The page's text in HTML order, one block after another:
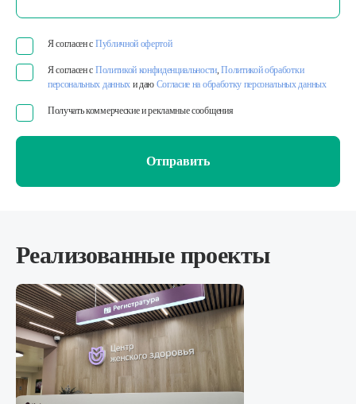
Я согласен с Публичной офертой
Я согласен с Политикой конфиденциальности,Политикой обработки
персональных данныхи даю Согласие на обработку персональных данных
Получать коммерческие и рекламные сообщения
Отправить
Реализованные проекты